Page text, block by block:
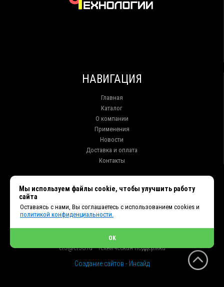
НАВИГАЦИЯ
Главная
Каталог
О компании
Применения
Новости
Доставка и оплата
Контакты
+7 (914) 010-76-83, 8 (3952) 93-27-93 - Отдел продаж
+7 (950) 075-85-99 - Техническая поддержка
et2@et38.ru - Отдел продаж
et3@et38.ru - Техническая поддержка
Создание сайтов - Инсайд
Мы используем файлы cookie, чтобы улучшить работу
сайта
Оставаясь с нами, Вы соглашаетесь с использованием cookies и
политикой конфиденциальности.
OK